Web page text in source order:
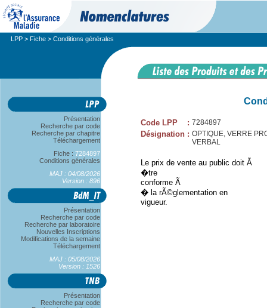
LPP > Fiche > Conditions générales
Présentation
Recherche par code
Recherche par chapitre
Téléchargement
Fiche : 7284897
Conditions générales
MAJ : 04/08/2026
Version : 896
Présentation
Recherche par code
Recherche par laboratoire
Nouvelles Inscriptions
Modifications de la semaine
Téléchargement
MAJ : 05/08/2026
Version : 1526
Présentation
Recherche par code
Code LPP : 7284897
Désignation : OPTIQUE, VERRE
VERBAL
Le prix de vente au public doit Ã
�tre
conforme Ã
� la rÃ©glementation en
vigueur.